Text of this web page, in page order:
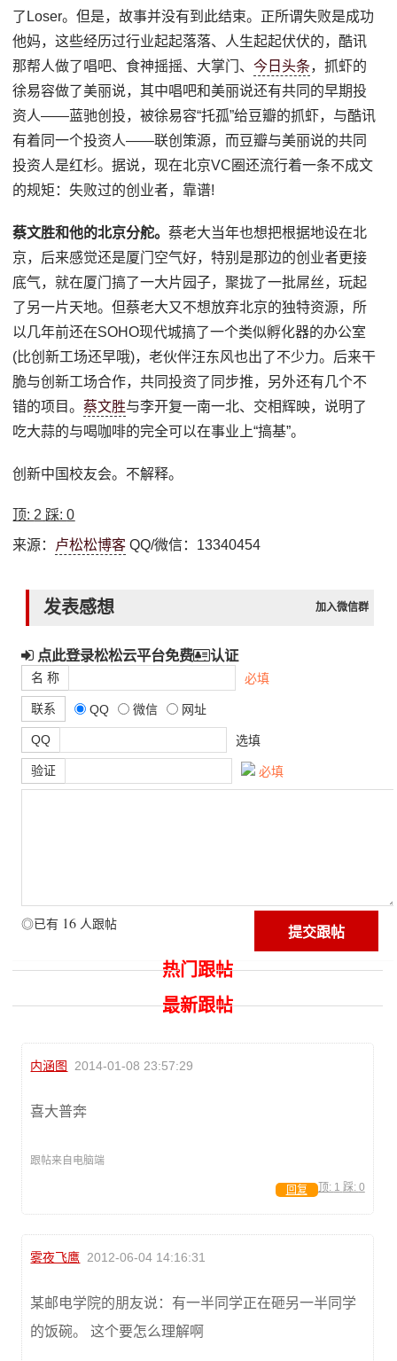
了Loser。但是，故事并没有到此结束。正所谓失败是成功
他妈，这些经历过行业起起落落、人生起起伏伏的，酷讯
那帮人做了唱吧、食神摇摇、大掌门、今日头条，抓虾的
徐易容做了美丽说，其中唱吧和美丽说还有共同的早期投
资人——蓝驰创投，被徐易容“托孤”给豆瓣的抓虾，与酷讯
有着同一个投资人——联创策源，而豆瓣与美丽说的共同
投资人是红杉。据说，现在北京VC圈还流行着一条不成文
的规矩：失败过的创业者，靠谱!
蔡文胜和他的北京分舵。蔡老大当年也想把根据地设在北
京，后来感觉还是厦门空气好，特别是那边的创业者更接
底气，就在厦门搞了一大片园子，聚拢了一批屌丝，玩起
了另一片天地。但蔡老大又不想放弃北京的独特资源，所
以几年前还在SOHO现代城搞了一个类似孵化器的办公室
(比创新工场还早哦)，老伙伴汪东风也出了不少力。后来干
脆与创新工场合作，共同投资了同步推，另外还有几个不
错的项目。蔡文胜与李开复一南一北、交相辉映，说明了
吃大蒜的与喝咖啡的完全可以在事业上“搞基”。
创新中国校友会。不解释。
顶: 2 踩:0
来源： 卢松松博客 QQ/微信：13340454
发表感想 加入微信群
点此登录松松云平台免费 认证
名 称 必填
联系 QQ 微信 网址
QQ 选填
验证 必填
◎已有 16 人跟帖
热门跟帖
最新跟帖
内涵图 2014-01-08 23:57:29
喜大普奔
跟帖来自电脑端
顶: 1 踩: 0
回复
雾夜飞鹰 2012-06-04 14:16:31
某邮电学院的朋友说：有一半同学正在砸另一半同学
的饭碗。 这个要怎么理解啊